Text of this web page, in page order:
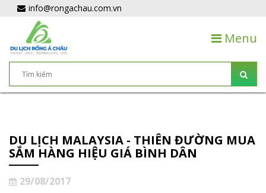
info@rongachau.com.vn
Menu
DU LỊCH MALAYSIA - THIÊN ĐƯỜNG MUA
SẮM HÀNG HIỆU GIÁ BÌNH DÂN
29/08/2017